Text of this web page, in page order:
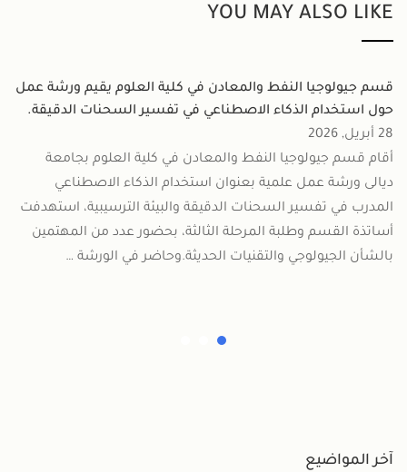
YOU MAY ALSO LIKE
قسم جيولوجيا النفط والمعادن في كلية العلوم يقيم ورشة عمل
حول استخدام الذكاء الاصطناعي في تفسير السحنات الدقيقة.
28 أبريل, 2026
أقام قسم جيولوجيا النفط والمعادن في كلية العلوم بجامعة
ديالى ورشة عمل علمية بعنوان استخدام الذكاء الاصطناعي
المدرب في تفسير السحنات الدقيقة والبيئة الترسيبية، استهدفت
أساتذة القسم وطلبة المرحلة الثالثة، بحضور عدد من المهتمين
بالشأن الجيولوجي والتقنيات الحديثة.وحاضر في الورشة …
آخر المواضيع